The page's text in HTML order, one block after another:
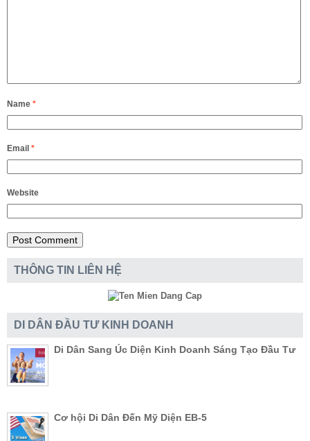
Name *
Email *
Website
THÔNG TIN LIÊN HỆ
DI DÂN ĐẦU TƯ KINH DOANH
Di Dân Sang Úc Diện Kinh Doanh Sáng Tạo Đầu Tư
Cơ hội Di Dân Đến Mỹ Diện EB-5